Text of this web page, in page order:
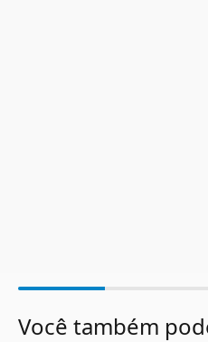
Você também